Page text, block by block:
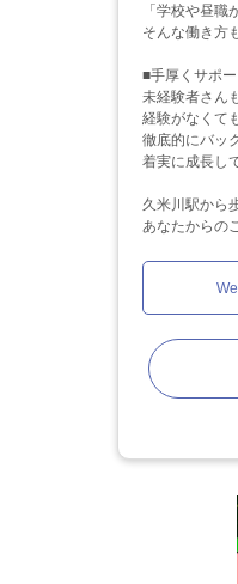
「学校や昼職
そんな働き方
■手厚くサポー
未経験者さん
経験がなくて
徹底的にバッ
着実に成長し
久米川駅から
あなたからの